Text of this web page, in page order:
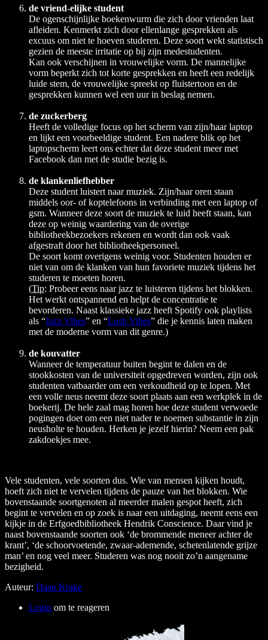
de vriend-elijke student
De ogenschijnlijke boekenwurm die zich door vrienden laat
afleiden. Kenmerkt zich door ellenlange gesprekken als
excuus om niet te hoeven studeren. Deze soort wekt statistisch
gezien de meeste irritatie op bij zijn medestudenten.
Kan ook verschijnen in vrouwelijke vorm. De mannelijke
vorm beperkt zich tot korte gesprekken en heeft een redelijk
luide stem, de vrouwelijke spreekt op fluistertoon en de
gesprekken kunnen wel een uur in beslag nemen.
de zuckerberg
Heeft de volledige focus op het scherm van zijn/haar laptop
en lijkt een voorbeeldige student. Een nadere blik op het
laptopscherm leert ons echter dat deze student meer met
Facebook dan met de studie bezig is.
de klankenliefhebber
Deze student luistert naar muziek. Zijn/haar oren staan
middels oor- of koptelefoons in verbinding met een laptop of
gsm. Wanneer deze soort de muziek te luid heeft staan, kan
deze op weinig waardering van de overige
bibliotheekbezoekers rekenen en wordt dan ook vaak
afgestraft door het bibliotheekpersoneel.
De soort komt overigens weinig voor. Studenten houden er
niet van om de klanken van hun favoriete muziek tijdens het
studeren te moeten horen.
(Tip: Probeer eens naar jazz te luisteren tijdens het blokken.
Het werkt ontspannend en helpt de concentratie te
bevorderen. Naast klassieke jazz heeft Spotify ook playlists
als “Jazz Vibes” en “Lush Vibes” die je kennis laten maken
met de moderne vorm van dit genre.)
de kouvatter
Wanneer de temperatuur buiten begint te dalen en de
stookkosten van de universiteit opgedreven worden, zijn ook
studenten vatbaarder om een verkoudheid op te lopen. Met
een volle neus neemt deze soort plaats aan een werkplek in de
boekerij. De hele zaal mag horen hoe deze student verwoede
pogingen doet om een niet nader te noemen substantie in zijn
neusholte te houden. Herken je jezelf hierin? Neem een pak
zakdoekjes mee.
Vele studenten, vele soorten dus. Wie van mensen kijken houdt,
hoeft zich niet te vervelen tijdens de pauze van het blokken. Wie
bovenstaande soortgenoten al meerder malen gespot heeft, zich
begint te vervelen en op zoek is naar een uitdaging, neemt eens een
kijkje in de Erfgoedbibliotheek Hendrik Conscience. Daar vind je
naast bovenstaande soorten ook ‘de brommende meneer achter de
krant’, ‘de schoorvoetende, zwaar-ademende, schetenlatende grijze
man’ en nog veel meer. Studeren was nog nooit zo’n aangename
bezigheid.
Auteur: Daan Krake
Login om te reageren